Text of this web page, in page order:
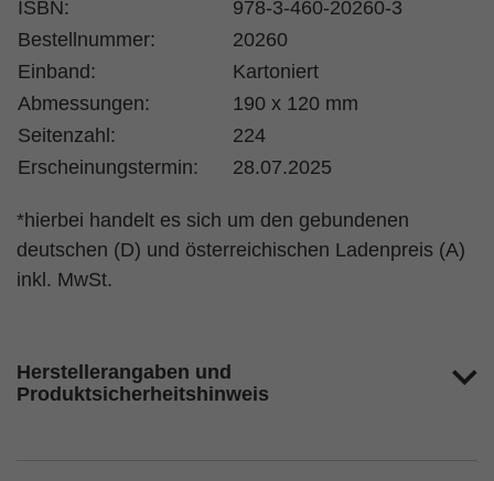
ISBN:
978-3-460-20260-3
Bestellnummer:
20260
Einband:
Kartoniert
Abmessungen:
190 x 120 mm
Seitenzahl:
224
Erscheinungstermin:
28.07.2025
*hierbei handelt es sich um den gebundenen
deutschen (D) und österreichischen Ladenpreis (A)
inkl. MwSt.
Herstellerangaben und
Produktsicherheitshinweis